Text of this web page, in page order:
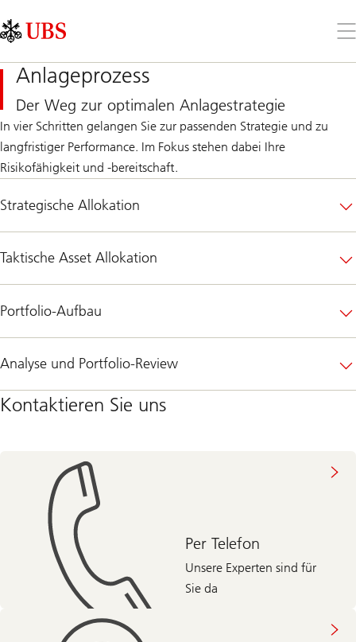
Links
Area
Sie
Anlageprozess
Der Weg zur optimalen Anlagestrategie
In vier Schritten gelangen Sie zur passenden Strategie und zu
langfristiger Performance. Im Fokus stehen dabei Ihre
Risikofähigkeit und -bereitschaft.
Strategische Allokation
Taktische Asset Allokation
Portfolio-Aufbau
Analyse und Portfolio-Review
Kontaktieren Sie uns
Per Telefon
Unsere Experten sind für
Sie da